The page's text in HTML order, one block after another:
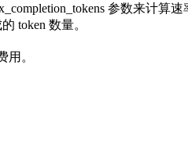
参数来计
token 数量。
用。